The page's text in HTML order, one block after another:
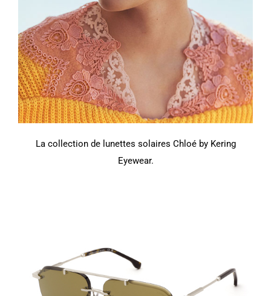
La collection de lunettes solaires Chloé by Kering
Eyewear.